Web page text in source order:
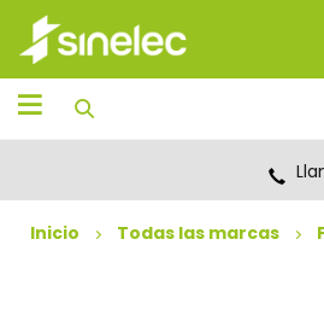
Saltar
contenido
Saltar
menú
de
navegación
Inicio Todas las marcas